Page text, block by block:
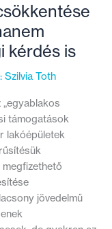
kérdés is
Szilvia Toth
támogatások
lakóépületek
jövedelmű